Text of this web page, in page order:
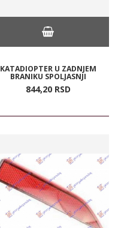
KATADIOPTER U ZADNJEM
BRANIKU SPOLJASNJI
844,20 RSD